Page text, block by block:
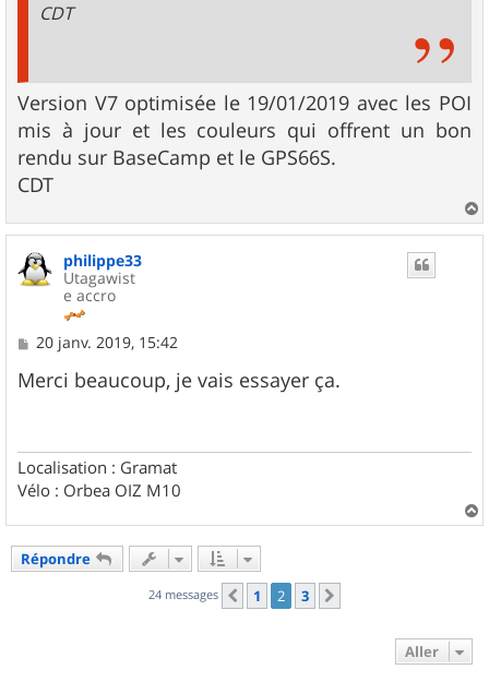
CDT
Version V7 optimisée le 19/01/2019 avec les POI
mis à jour et les couleurs qui offrent un bon
rendu sur BaseCamp et le GPS66S.
CDT
a
philippe33
Utagawist
e accro
M
s
s
20 janv. 2019, 15:42
Merci beaucoup, je vais essayer ça.
Localisation : Gramat
Vélo : Orbea OIZ M10
a
Répondre
24 messages Précédent
1 2 3
Aller